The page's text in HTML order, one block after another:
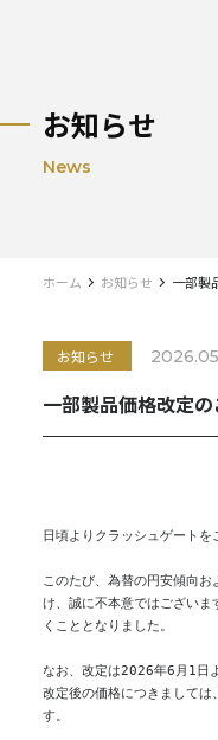
お知らせ
News
ホーム お知らせ 一部製
一部製品価格改定の
お知らせ
日頃よりクラッシュゲートを
このたび、為替の円安傾向
け、誠に不本意ではございま
くこととなりました。
なお、改定は2026年6月1日
改定後の価格につきましては
す。